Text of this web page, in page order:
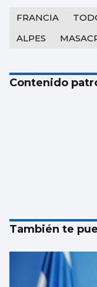
FRANCIA
ALPES
Contenido
También te